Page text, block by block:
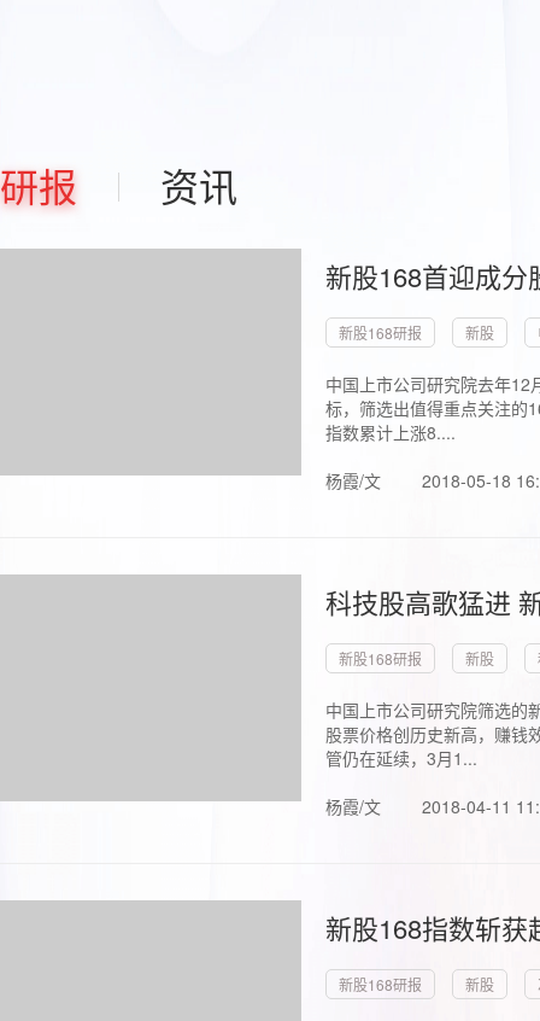
研报 资讯
新股168首迎成
新股168研报 新股
中国上市公司研究院去年
标，筛选出值得重点关注的
指数累计上涨8....
杨霞/文
2018-05-18
科技股高歌猛进
新股168研报 新股
中国上市公司研究院筛选的
股票价格创历史新高，赚钱
管仍在延续，3月1...
杨霞/文
2018-04-11
新股168指数斩
新股168研报 新股